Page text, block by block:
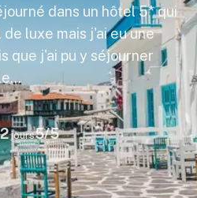
dans un hôtel 5* qui
luxe mais j'ai eu une
que j'ai pu y séjourner
2jours5/5